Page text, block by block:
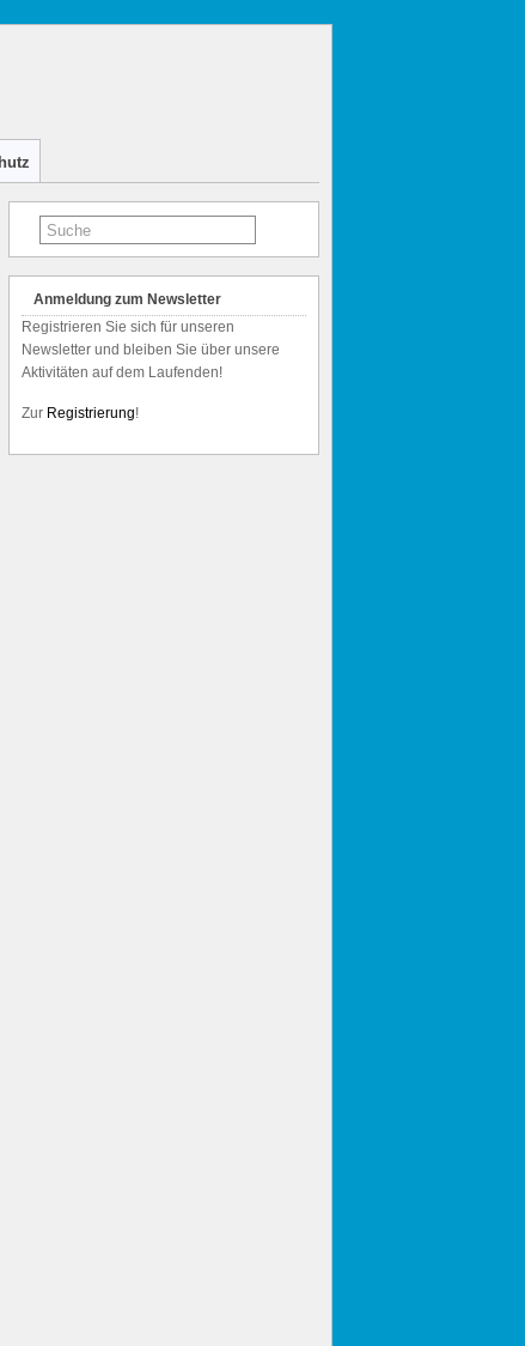
Anmeldung zum Newsletter
Registrieren Sie sich für unseren
Newsletter und bleiben Sie über unsere
Aktivitäten auf dem Laufenden!
Zur Registrierung!